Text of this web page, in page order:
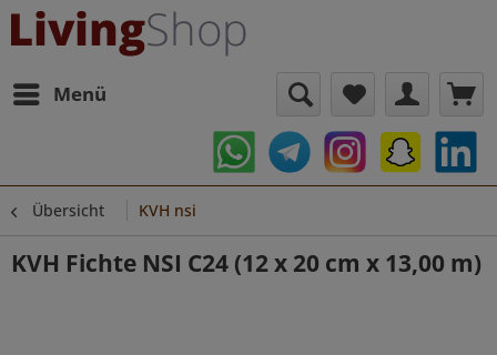
Menü
Übersicht KVH nsi
KVH Fichte NSI C24 (12 x 20 cm x 13,00 m)